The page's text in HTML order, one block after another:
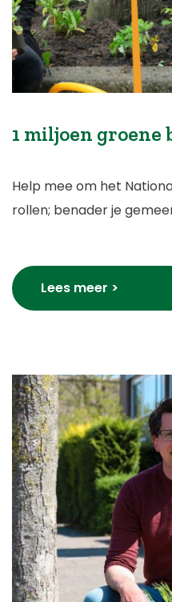
1 miljoen groene
Help mee om het
rollen; benader je
Lees meer >